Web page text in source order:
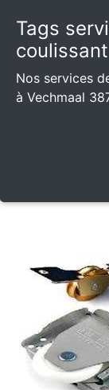
Tags
coulissant
Nos services
à Vechmaal